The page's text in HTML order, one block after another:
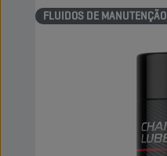
FLUIDOS DE MANUTENÇÃO